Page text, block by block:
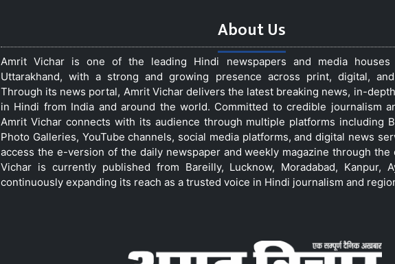
About Us
Amrit Vichar is one of the leading Hindi newspapers and media
Uttarakhand, with a strong and growing presence across print, digital,
Through its news portal, Amrit Vichar delivers the latest breaking news, in-
in Hindi from India and around the world. Committed to credible journalism
Amrit Vichar connects with its audience through multiple platforms including
Photo Galleries, YouTube channels, social media platforms, and digital news
access the e-version of the daily newspaper and weekly magazine through
Vichar is currently published from Bareilly, Lucknow, Moradabad, Kanpur,
continuously expanding its reach as a trusted voice in Hindi journalism and